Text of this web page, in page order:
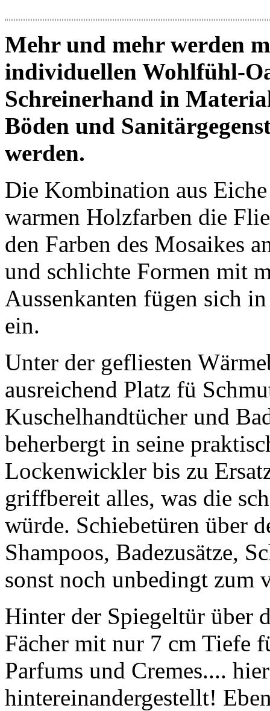
Mehr und mehr werden
individuellen Wohlfühl-
Schreinerhand in
Böden und
werden.
Die Kombination aus
warmen Holzfarben die
den Farben des Mosaikes
und schlichte Formen mit
Aussenkanten fügen sich
ein.
Unter der gefliesten
ausreichend Platz fü
Kuschelhandtücher und
beherbergt in seine
Lockenwickler bis zu
griffbereit alles, was die
würde. Schiebetüren über
Shampoos, Badezusätze,
sonst noch unbedingt zum
Hinter der Spiegeltür über
Fächer mit nur 7 cm Tiefe
Parfums und Cremes....
hintereinandergestellt!